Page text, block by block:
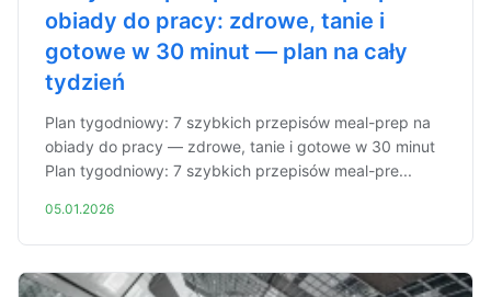
obiady do pracy: zdrowe, tanie i
gotowe w 30 minut — plan na cały
tydzień
Plan tygodniowy: 7 szybkich przepisów meal-prep na
obiady do pracy — zdrowe, tanie i gotowe w 30 minut
Plan tygodniowy: 7 szybkich przepisów meal-pre...
05.01.2026